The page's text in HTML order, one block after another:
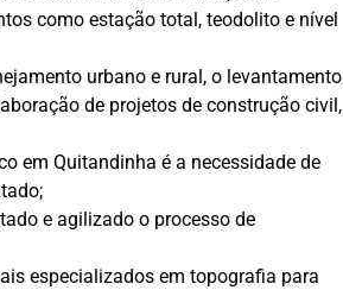
como estação total, teodolito e nível
urbano e rural, o levantamento
de projetos de construção civil,
em Quitandinha é a necessidade de
e agilizado o processo de
especializados em topografia para